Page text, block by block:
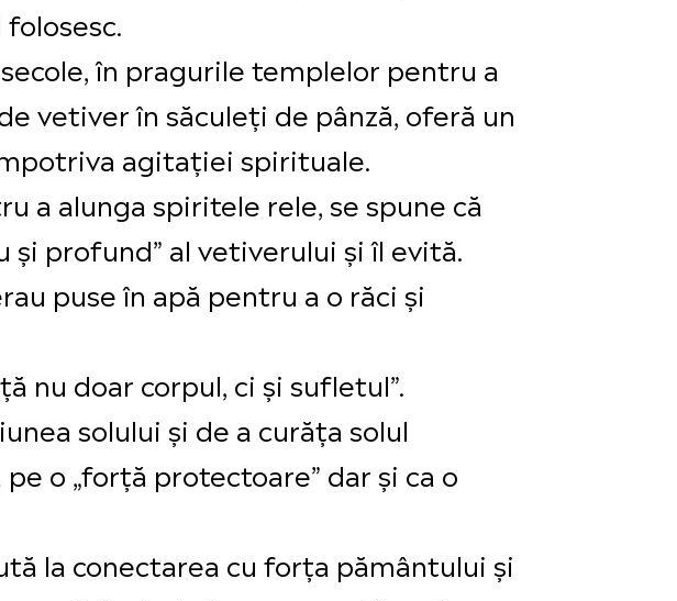
în pragurile templelor pentru a
vetiver în săculeți de pânză, oferă un
agitației spirituale.
a alunga spiritele rele, se spune că
profund” al vetiverului și îl evită.
puse în apă pentru a o răci și
nu doar corpul, ci și sufletul”.
solului și de a curăța solul
o „forță protectoare” dar și ca o
la conectarea cu forța pământului și